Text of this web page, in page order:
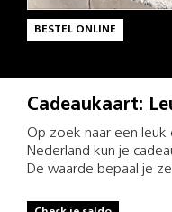
BESTEL ONLINE
Cadeaukaart:
Op zoek naar een leuk
Nederland kun je
De waarde bepaal je